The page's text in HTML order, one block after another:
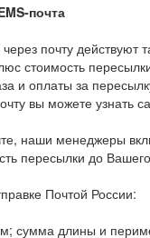
почта
через почту
стоимость
и оплаты за
вы можете узнать
наши менеджеры
пересылки до
Почтой России:
сумма длины и